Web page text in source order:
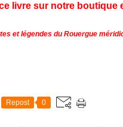
livre sur notre boutique
et légendes du Rouergue
Repost 0